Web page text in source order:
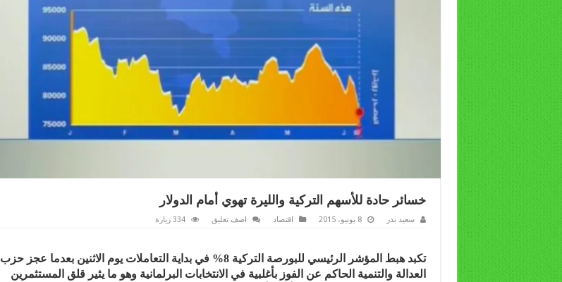
خسائر حادة للأسهم التركية والليرة تهوي أمام الدولار
سعيد بدر 8 يونيو، 2015 اقتصاد اضف تعليق 334 زيارة
تكبد هبط المؤشر الرئيسي للبورصة التركية 8% في بداية التعاملات يوم الاثنين بعدما عجز حزب
العدالة والتنمية الحاكم عن الفوز بأغلبية في الانتخابات البرلمانية وهو ما يثير قلق المستثمرين